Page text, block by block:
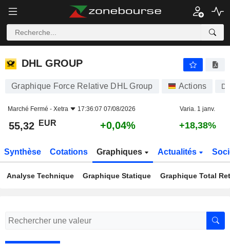
DHL GROUP
DHL GROUP
Graphique Force Relative DHL Group Actions
Marché Fermé - Xetra 17:36:07 07/08/2026 Varia. 1 janv.
55,32 EUR +0,04% +18,38%
Synthèse Cotations Graphiques Actualités
Analyse Technique Graphique Statique Graphique Total